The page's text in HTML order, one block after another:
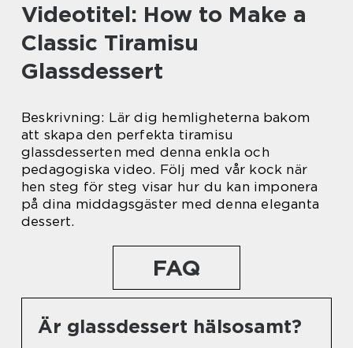
Videotitel: How to Make a
Classic Tiramisu
Glassdessert
Beskrivning: Lär dig hemligheterna bakom
att skapa den perfekta tiramisu
glassdesserten med denna enkla och
pedagogiska video. Följ med vår kock när
hen steg för steg visar hur du kan imponera
på dina middagsgäster med denna eleganta
dessert.
FAQ
Är glassdessert hälsosamt?